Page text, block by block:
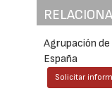
Agrupación
España
Solicitar